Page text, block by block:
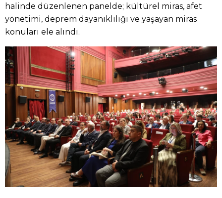
halinde düzenlenen panelde; kültürel miras, afet
yönetimi, deprem dayanıklılığı ve yaşayan miras
konuları ele alındı.